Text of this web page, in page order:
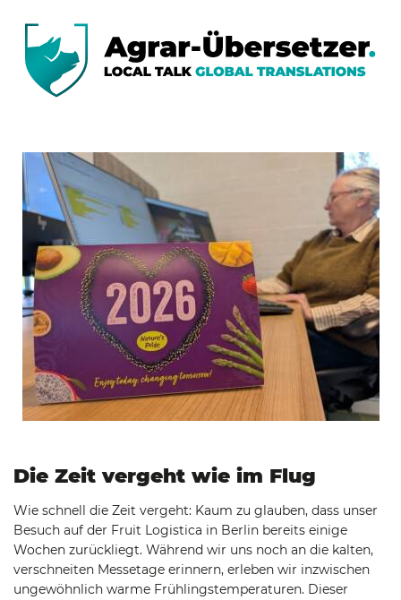
Die Zeit vergeht wie im Flug
Wie schnell die Zeit vergeht: Kaum zu glauben, dass unser
Besuch auf der Fruit Logistica in Berlin bereits einige
Wochen zurückliegt. Während wir uns noch an die kalten,
verschneiten Messetage erinnern, erleben wir inzwischen
ungewöhnlich warme Frühlingstemperaturen. Dieser